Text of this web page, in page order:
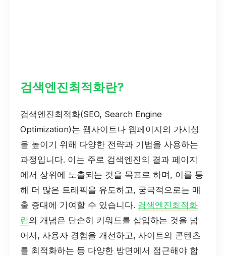
검색엔진최적화란?
검색엔진최적화(SEO, Search Engine
Optimization)는 웹사이트나 웹페이지의 가시성
을 높이기 위해 다양한 전략과 기법을 사용하는
과정입니다. 이는 주로 검색엔진의 결과 페이지
에서 상위에 노출되는 것을 목표로 하며, 이를 통
해 더 많은 트래픽을 유도하고, 궁극적으로는 매
출 증대에 기여할 수 있습니다. 검색엔진최적화
란의 개념은 단순히 키워드를 삽입하는 것을 넘
어서, 사용자 경험을 개선하고, 사이트의 콘텐츠
를 최적화하는 등 다양한 방면에서 접근해야 합